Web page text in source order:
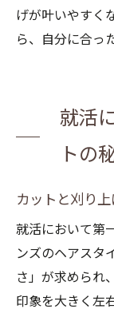
げが叶いやすく
ら、自分に合っ
就活
トの
カットと刈り
就活において第
ンズのヘアスタ
さ」が求められ
印象を大きく左